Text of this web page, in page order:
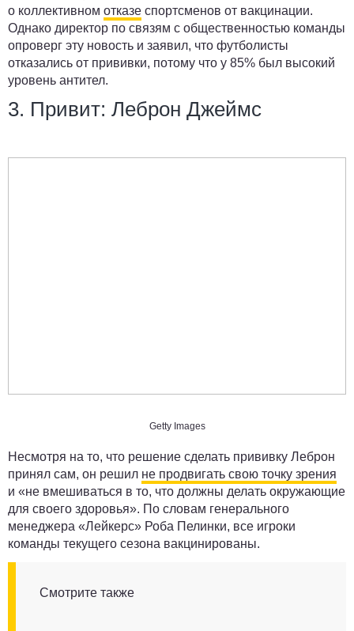
о коллективном отказе спортсменов от вакцинации.
Однако директор по связям с общественностью команды
опроверг эту новость и заявил, что футболисты
отказались от прививки, потому что у 85% был высокий
уровень антител.
3. Привит: Леброн Джеймс
Getty Images
Несмотря на то, что решение сделать прививку Леброн
принял сам, он решил не продвигать свою точку зрения
и «не вмешиваться в то, что должны делать окружающие
для своего здоровья». По словам генерального
менеджера «Лейкерс» Роба Пелинки, все игроки
команды текущего сезона вакцинированы.
Смотрите также